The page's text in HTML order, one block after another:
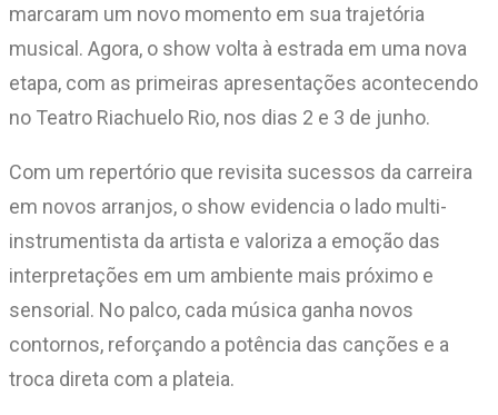
marcaram um novo momento em sua trajetória
musical. Agora, o show volta à estrada em uma nova
etapa, com as primeiras apresentações acontecendo
no Teatro Riachuelo Rio, nos dias 2 e 3 de junho.
Com um repertório que revisita sucessos da carreira
em novos arranjos, o show evidencia o lado multi-
instrumentista da artista e valoriza a emoção das
interpretações em um ambiente mais próximo e
sensorial. No palco, cada música ganha novos
contornos, reforçando a potência das canções e a
troca direta com a plateia.